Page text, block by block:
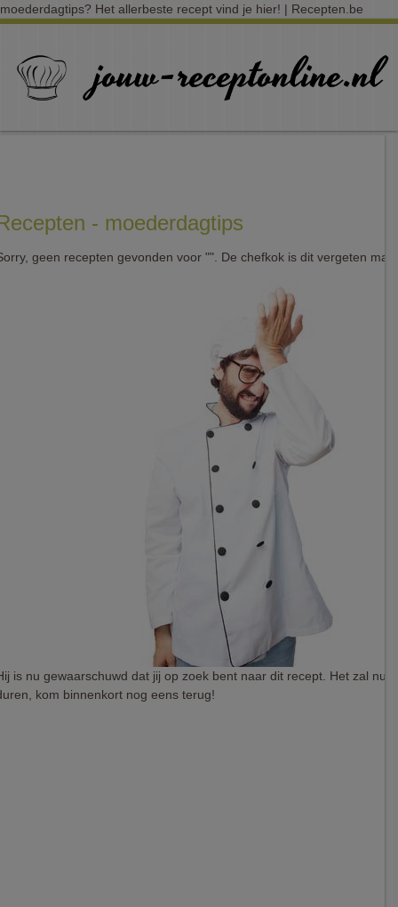
moederdagtips? Het allerbeste recept vind je hier! | Recepten.be
- moederdagtips
geen recepten gevonden voor "". De chefkok is dit vergeten
is nu gewaarschuwd dat jij op zoek bent naar dit recept. Het zal nu
kom binnenkort nog eens terug!